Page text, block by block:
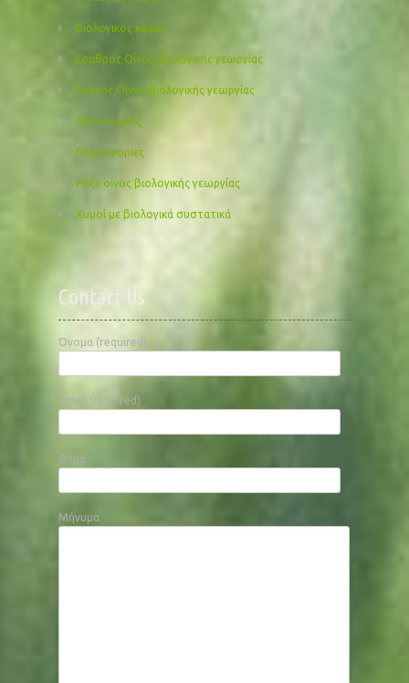
Βιολογικός καφές
Ερυθρός Οίνος βιολογικής γεωργίας
Λευκός Οίνος βιολογικής γεωργίας
Οίνοι Ικαρίας
Πληροφορίες
Ροζε οίνος βιολογικής γεωργίας
Χυμοί με βιολογικά συστατικά
Contact Us
Όνομα (required)
Email (required)
Θέμα
Μήνυμα